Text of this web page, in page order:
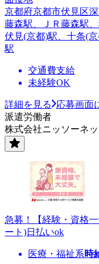
京都府京都市伏見区
藤森駅、ＪＲ藤森駅
伏見(京都)駅、十条(
駅
交通費支給
未経験OK
詳細を見る
応募画面
派遣労働者
株式会社ニッソーネ
急募！【経験・資格
ート)日払いok
医療・福祉系時